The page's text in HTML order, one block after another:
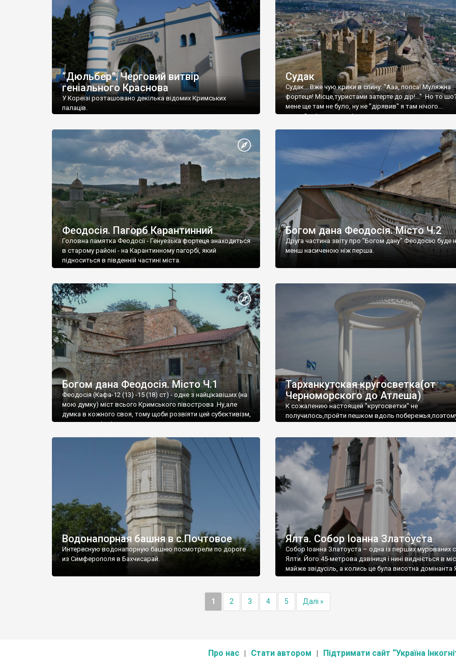
“Дюльбер”. Черговий витвір
геніального Краснова
У Кореїзі розташовано декілька відомих Кримських
палаців.
Судак
Судак... Вже чую крики в спину: "Ааа, попса! Муляжна
фортеця! Місце,туристами затерте до дір!..." Но то
мене ще там не було, ну не "дірявив" я там нічого...
принаймні до цього літа.
Феодосія. Пагорб Карантинний
Головна памятка Феодосії - Генуезька фортеця знаходиться
в старому районі - на Карантинному пагорбі, який
підноситься в південній частині міста.
Богом дана Феодосія. Місто Ч.2
Друга частина звіту про "Богом дану" Феодосію буде
менш насиченою ніж перша.
Богом дана Феодосія. Місто Ч.1
Феодосія (Кафа-12 (13) -15 (18) ст) - одне з найцікавіших (на
мою думку) міст всього Кримського півострова .Ну,але
думка в кожного своя, тому щоби розвіяти цей субєктивізм,
запрошую відвідати це
Тарханкутская кругосветка(от
Черноморского до Атлеша)
К сожалению настоящей "кругосветки" не
получилось,пройти пешком вдоль
Водонапорная башня в с.Почтовое
Интересную водонапорную башню посмотрели по дороге
из Симферополя в Бахчисарай.
Ялта. Собор Іоанна Златоуста
Собор Іоанна Златоуста – одна із перших мурованих
Ялти. Його 45-метрова дзвіниця і нині видніється в
майже звідусіль, а колись це була висотна домінанта
1 2 3 4 5 Далі »
Про нас Стати автором Підтримати сайт “Україна